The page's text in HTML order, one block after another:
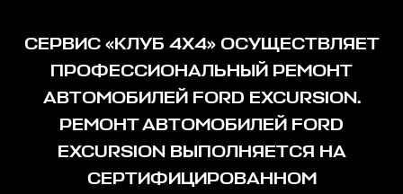
СЕРВИС «КЛУБ 4Х4» ОСУЩЕСТВЛЯЕТ
ПРОФЕССИОНАЛЬНЫЙ РЕМОНТ
АВТОМОБИЛЕЙ FORD EXCURSION.
РЕМОНТ АВТОМОБИЛЕЙ FORD
EXCURSION ВЫПОЛНЯЕТСЯ НА
СЕРТИФИЦИРОВАННОМ